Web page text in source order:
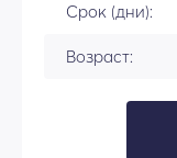
Срок (дни):
Возраст: